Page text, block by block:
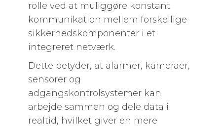
rolle ved at muliggøre konstant
kommunikation mellem forskellige
sikkerhedskomponenter i et
integreret netværk.
Dette betyder, at alarmer, kameraer,
sensorer og
adgangskontrolsystemer kan
arbejde sammen og dele data i
realtid, hvilket giver en mere